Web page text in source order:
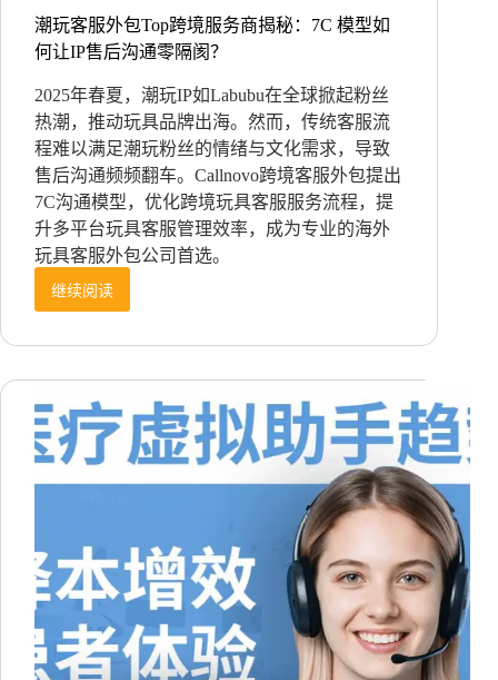
潮玩客服外包Top跨境服务商揭秘：7C 模型如
何让IP售后沟通零隔阂？
2025年春夏，潮玩IP如Labubu在全球掀起粉丝
热潮，推动玩具品牌出海。然而，传统客服流
程难以满足潮玩粉丝的情绪与文化需求，导致
售后沟通频频翻车。Callnovo跨境客服外包提出
7C沟通模型，优化跨境玩具客服服务流程，提
升多平台玩具客服管理效率，成为专业的海外
玩具客服外包公司首选。
继续阅读
潮
客
包
Top
商
揭
秘：
7C
模
型
如